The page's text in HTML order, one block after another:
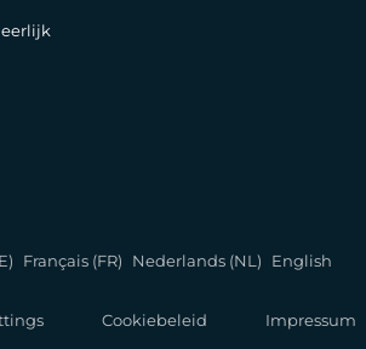
Français (FR) Nederlands (NL) English
Cookiebeleid Impressum